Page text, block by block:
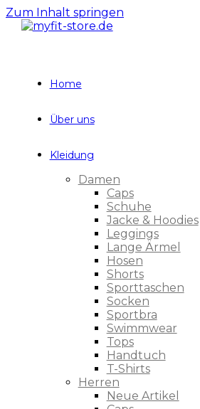
Zum Inhalt springen
Home
Über uns
Kleidung
Damen
Caps
Schuhe
Jacke & Hoodies
Leggings
Lange Ärmel
Hosen
Shorts
Sporttaschen
Socken
Sportbra
Swimmwear
Tops
Handtuch
T-Shirts
Herren
Neue Artikel